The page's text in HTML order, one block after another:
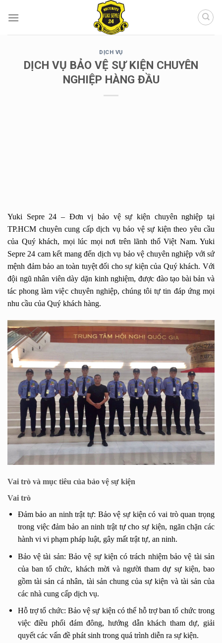
đến
DỊCH VỤ
DỊCH VỤ BẢO VỆ SỰ KIỆN CHUYÊN
NGHIỆP HÀNG ĐẦU
Yuki Sepre 24 – Đơn vị bảo vệ sự kiện chuyên nghiệp tại
TP.HCM chuyên cung cấp dịch vụ bảo vệ sự kiện theo yêu cầu
của Quý khách, mọi lúc mọi nơi trên lãnh thổ Việt Nam. Yuki
Sepre 24 cam kết mang đến dịch vụ bảo vệ chuyên nghiệp với sứ
mệnh đảm bảo an toàn tuyệt đối cho sự kiện của Quý khách. Với
đội ngũ nhân viên dày dặn kinh nghiệm, được đào tạo bài bản và
tác phong làm việc chuyên nghiệp, chúng tôi tự tin đáp ứng mọi
nhu cầu của Quý khách hàng.
Vai trò và mục tiêu của bảo vệ sự kiện
Vai trò
Đảm bảo an ninh trật tự: Bảo vệ sự kiện có vai trò quan trọng
trong việc đảm bảo an ninh trật tự cho sự kiện, ngăn chặn các
hành vi vi phạm pháp luật, gây mất trật tự, an ninh.
Bảo vệ tài sản: Bảo vệ sự kiện có trách nhiệm bảo vệ tài sản
của ban tổ chức, khách mời và người tham dự sự kiện, bao
gồm tài sản cá nhân, tài sản chung của sự kiện và tài sản của
các nhà cung cấp dịch vụ.
Hỗ trợ tổ chức: Bảo vệ sự kiện có thể hỗ trợ ban tổ chức trong
việc điều phối đám đông, hướng dẫn khách tham dự, giải
quyết các vấn đề phát sinh trong quá trình diễn ra sự kiện.